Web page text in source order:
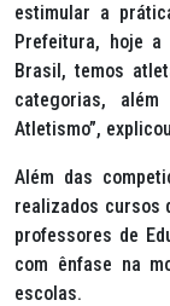
estimular a
Prefeitura, hoje
Brasil, temos
categorias,
Atletismo”,
Além das
realizados cursos
professores de
com ênfase na
escolas.